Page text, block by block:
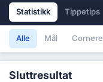
Statistikk Tippetips
Alle Mål Cornere
Sluttresultat